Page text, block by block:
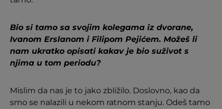
Bio si tamo sa svojim kolegama iz dvorane,
Ivanom Erslanom i Filipom Pejićem. Možeš li
nam ukratko opisati kakav je bio suživot s
njima u tom periodu?
Mislim da nas je to jako zbližilo. Doslovno, kao da
smo se nalazili u nekom ratnom stanju. Odeš tamo